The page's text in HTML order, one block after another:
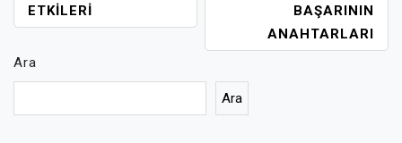
ETKILERI
BAŞARININ
ANAHTARLARI
Ara
Ara